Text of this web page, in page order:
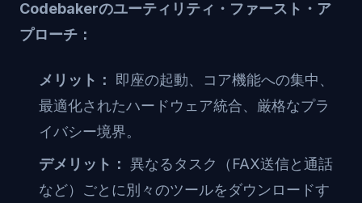
Codebakerのユーティリティ・ファースト・ア
プローチ：
メリット：
即座の起動、コア機能への集中、
最適化されたハードウェア統合、厳格なプラ
イバシー境界。
デメリット： 異なるタスク（FAX送信と通話
など）ごとに別々のツールをダウンロードす